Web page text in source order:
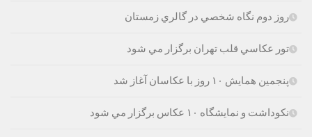
روز دوم نگاه شخصي در گالري زمستان
تور عكاسي قلب تهران برگزار مي شود
پنجمین همایش ۱۰ روز با عکاسان آغاز شد
نکوداشت و نمایشگاه ۱۰ عکاس برگزار مي شود